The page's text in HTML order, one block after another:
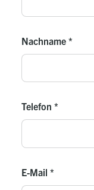
Nachname *
Telefon *
E-Mail *